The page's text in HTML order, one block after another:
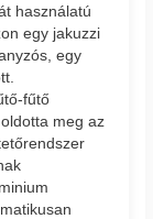
használatú
egy jakuzzi
egy
fűtő
meg az